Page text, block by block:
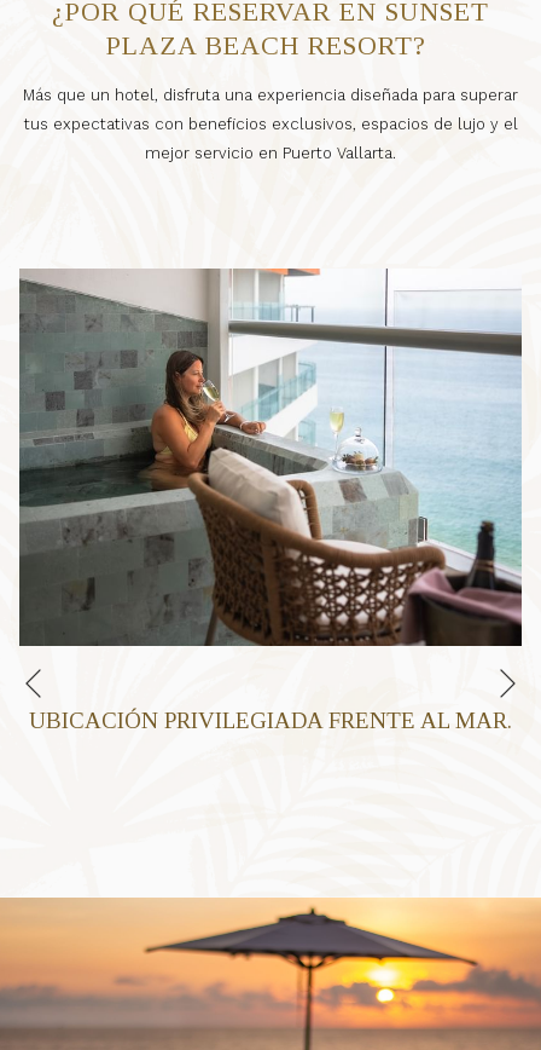
¿POR QUÉ RESERVAR EN SUNSET
PLAZA BEACH RESORT?
Más que un hotel, disfruta una experiencia diseñada para superar
tus expectativas con beneficios exclusivos, espacios de lujo y el
mejor servicio en Puerto Vallarta.
Anterior
UBICACIÓN PRIVILEGIADA FRENTE AL MAR.